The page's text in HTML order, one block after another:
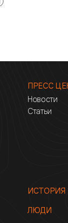
ПРЕСС
Новости
Статьи
ИСТОРИЯ
ЛЮДИ